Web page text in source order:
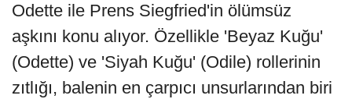
Odette ile Prens Siegfried'in ölümsüz
aşkını konu alıyor. Özellikle 'Beyaz Kuğu'
(Odette) ve 'Siyah Kuğu' (Odile) rollerinin
zıtlığı, balenin en çarpıcı unsurlarından biri